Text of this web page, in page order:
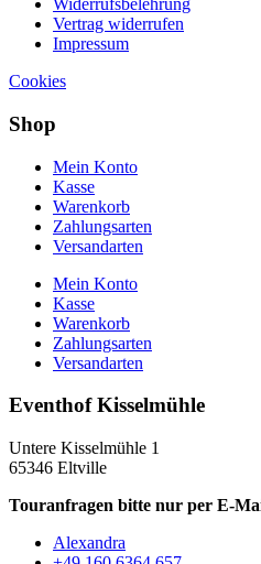
Widerrufsbelehrung
Vertrag widerrufen
Impressum
Cookies
Shop
Mein Konto
Kasse
Warenkorb
Zahlungsarten
Versandarten
Mein Konto
Kasse
Warenkorb
Zahlungsarten
Versandarten
Eventhof Kisselmühle
Untere Kisselmühle 1
65346 Eltville
Touranfragen bitte nur per E-
Alexandra